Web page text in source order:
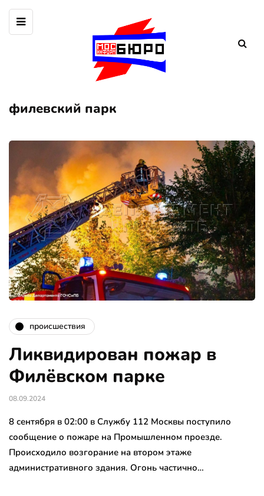
филевский парк
происшествия
Ликвидирован пожар в
Филёвском парке
08.09.2024
8 сентября в 02:00 в Службу 112 Москвы поступило
сообщение о пожаре на Промышленном проезде.
Происходило возгорание на втором этаже
административного здания. Огонь частично…